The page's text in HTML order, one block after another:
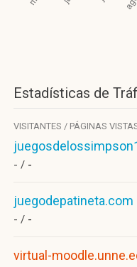
Estadísticas de
VISITANTES / PÁGINAS
- / -
juegodepatineta.com
- / -
virtual-